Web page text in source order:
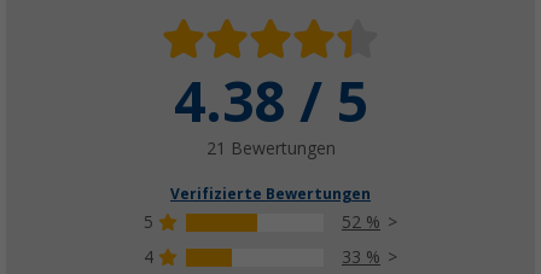
4.38 / 5
21 Bewertungen
Verifizierte Bewertungen
5
52 %
4
33 %